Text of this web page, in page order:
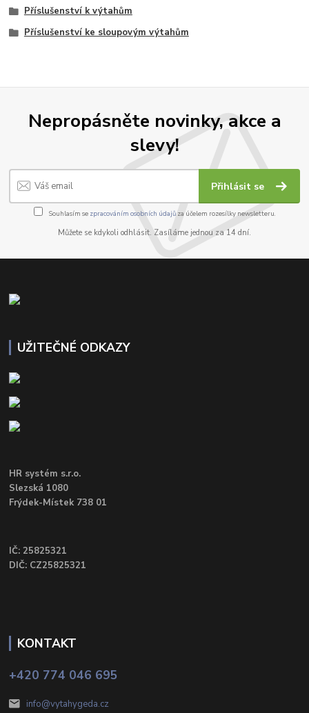
Příslušenství k výtahům
Příslušenství ke sloupovým výtahům
Nepropásněte novinky, akce a
slevy!
Přihlásit se
Souhlasím se zpracováním osobních údajůza účelem rozesílky newsletteru.
Můžete se kdykoli odhlásit. Zasíláme jednou za 14 dní.
UŽITEČNÉ ODKAZY
HR systém s.r.o.
Slezská 1080
Frýdek-Místek 738 01
IČ: 25825321
DIČ: CZ25825321
KONTAKT
+420 774 046 695
info@vytahygeda.cz